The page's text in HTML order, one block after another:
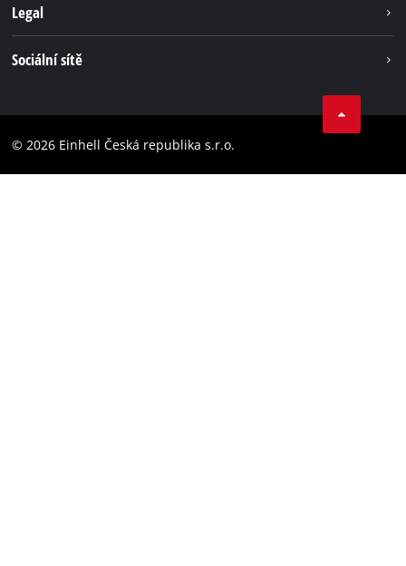
Systém akumulátorů
Legal
Prohlášení o přístupnosti
Sociální sítě
Instagram
© 2026 Einhell Česká republika s.r.o.